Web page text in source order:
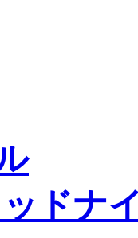
ッドナ